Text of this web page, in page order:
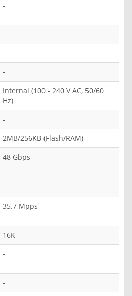
-
-
-
-
Internal (100 - 240 V AC, 50/60
Hz)
-
2MB/256KB (Flash/RAM)
48 Gbps
35.7 Mpps
16K
-
-